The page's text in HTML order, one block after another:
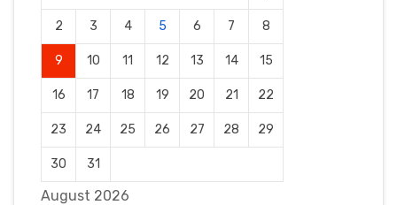
August 2026
2 3 4 5 6 7 8
9 10 11 12 13 14 15
16 17 18 19 20 21 22
23 24 25 26 27 28 29
30 31